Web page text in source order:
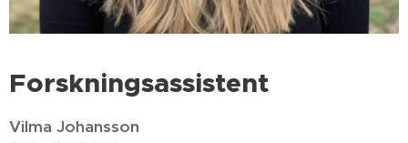
Forskningsassistent
Vilma Johansson